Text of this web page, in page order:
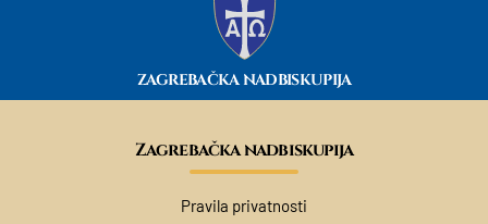
ZAGREBAČKA NADBISKUPIJA
Zagrebačka nadbiskupija
Pravila privatnosti